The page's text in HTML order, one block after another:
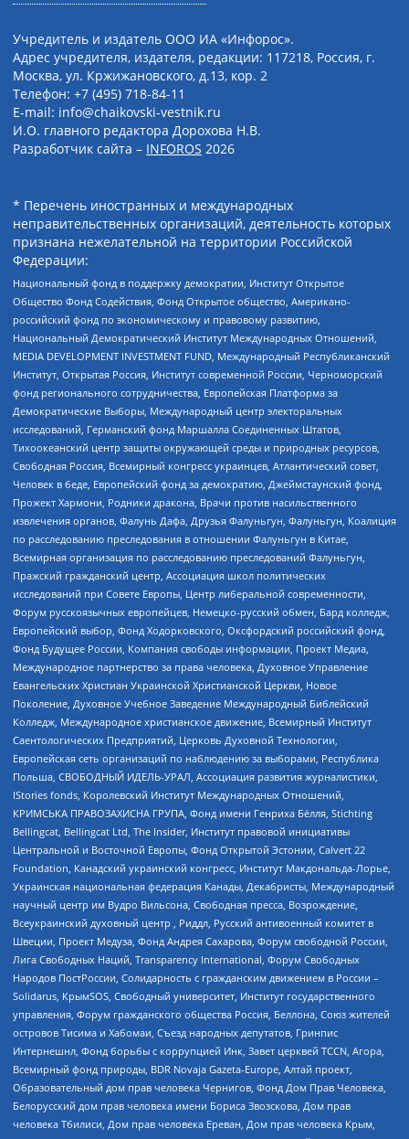
Учредитель и издатель ООО ИА «Инфорос».
Адрес учредителя, издателя, редакции: 117218, Россия, г.
Москва, ул. Кржижановского, д.13, кор. 2
Телефон: +7 (495) 718-84-11
E-mail: info@chaikovski-vestnik.ru
И.О. главного редактора Дорохова Н.В.
Разработчик сайта – INFOROS 2026
* Перечень иностранных и международных
неправительственных организаций, деятельность которых
признана нежелательной на территории Российской
Федерации:
Национальный фонд в поддержку демократии, Институт Открытое
Общество Фонд Содействия, Фонд Открытое общество, Американо-
российский фонд по экономическому и правовому развитию,
Национальный Демократический Институт Международных Отношений,
MEDIA DEVELOPMENT INVESTMENT FUND, Международный Республиканский
Институт, Открытая Россия, Институт современной России, Черноморский
фонд регионального сотрудничества, Европейская Платформа за
Демократические Выборы, Международный центр электоральных
исследований, Германский фонд Маршалла Соединенных Штатов,
Тихоокеанский центр защиты окружающей среды и природных ресурсов,
Свободная Россия, Всемирный конгресс украинцев, Атлантический совет,
Человек в беде, Европейский фонд за демократию, Джеймстаунский фонд,
Прожект Хармони, Родники дракона, Врачи против насильственного
извлечения органов, Фалунь Дафа, Друзья Фалуньгун, Фалуньгун, Коалиция
по расследованию преследования в отношении Фалуньгун в Китае,
Всемирная организация по расследованию преследований Фалуньгун,
Пражский гражданский центр, Ассоциация школ политических
исследований при Совете Европы, Центр либеральной современности,
Форум русскоязычных европейцев, Немецко-русский обмен, Бард колледж,
Европейский выбор, Фонд Ходорковского, Оксфордский российский фонд,
Фонд Будущее России, Компания свободы информации, Проект Медиа,
Международное партнерство за права человека, Духовное Управление
Евангельских Христиан Украинской Христианской Церкви, Новое
Поколение, Духовное Учебное Заведение Международный Библейский
Колледж, Международное христианское движение, Всемирный Институт
Саентологических Предприятий, Церковь Духовной Технологии,
Европейская сеть организаций по наблюдению за выборами, Республика
Польша, СВОБОДНЫЙ ИДЕЛЬ-УРАЛ, Ассоциация развития журналистики,
IStories fonds, Королевский Институт Международных Отношений,
КРИМСЬКА ПРАВОЗАХИСНА ГРУПА, Фонд имени Генриха Бёлля, Stichting
Bellingcat, Bellingcat Ltd, The Insider, Институт правовой инициативы
Центральной и Восточной Европы, Фонд Открытой Эстонии, Calvert 22
Foundation, Канадский украинский конгресс, Институт Макдональда-Лорье,
Украинская национальная федерация Канады, Декабристы, Международный
научный центр им Вудро Вильсона, Свободная пресса, Возрождение,
Всеукраинский духовный центр , Риддл, Русский антивоенный комитет в
Швеции, Проект Медуза, Фонд Андрея Сахарова, Форум свободной России,
Лига Свободных Наций, Transparеncy International, Форум Свободных
Народов ПостРоссии, Солидарность с гражданским движением в России –
Solidarus, КрымSOS, Свободный университет, Институт государственного
управления, Форум гражданского общества Россия, Беллона, Союз жителей
островов Тисима и Хабомаи, Съезд народных депутатов, Гринпис
Интернешнл, Фонд борьбы с коррупцией Инк, Завет церквей TCCN, Агора,
Всемирный фонд природы, BDR Novaja Gazeta-Europe, Алтай проект,
Образовательный дом прав человека Чернигов, Фонд Дом Прав Человека,
Белорусский дом прав человека имени Бориса Звозскова, Дом прав
человека Тбилиси, Дом прав человека Ереван, Дом прав человека Крым,